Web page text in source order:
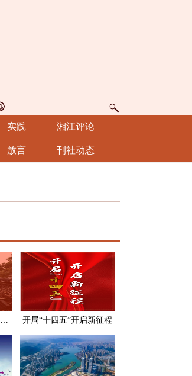
实践 湘江评论
放言 刊社动态
岳麓书院与实事求是思想路线 开局“十四五”开启新征程